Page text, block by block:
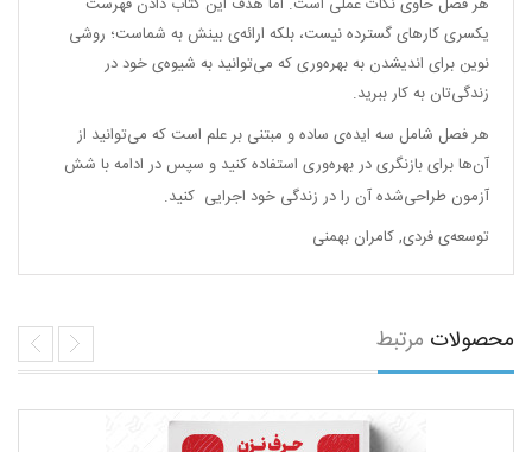
یکسری کارهای گسترده نیست، بلکه ارائه‌ی بینش به شماست؛ روشی
نوین برای اندیشدن به بهره‌وری که می‌توانید به شیوه‌ی خود در
زندگی‌تان به کار ببرید.
هر فصل شامل سه ایده‌ی ساده و مبتنی بر علم است که می‌توانید از
آن‌ها برای بازنگری در بهره‌وری استفاده کنید و سپس در ادامه با شش
آزمون طراحی‌شده آن را در زندگی خود اجرایی کنید.
توسعه‌ی فردی,کامران بهمنی
محصولات مرتبط